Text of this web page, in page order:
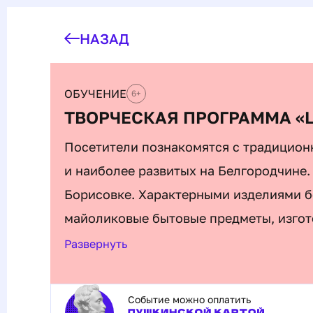
НАЗАД
ОБУЧЕНИЕ 6+
ТВОРЧЕСКАЯ ПРОГРАММА
Посетители познакомятся с
и наиболее развитых на
Борисовке. Характерными изделиями
майоликовые бытовые предметы,
сохраняют традиции производства
и желтый. Гостям предложат заняться
Развернуть
Событие можно оплатить